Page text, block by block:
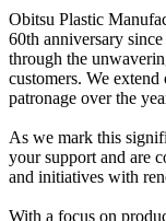
Obitsu Plastic
60th anniversary
through the
customers. We
patronage over the
As we mark this
your support and are
and initiatives with
With a focus on